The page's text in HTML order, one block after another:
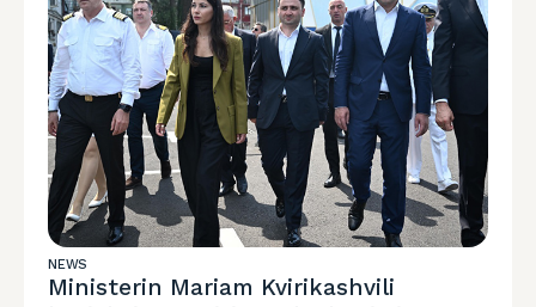
NEWS
Ministerin Mariam Kvirikashvili